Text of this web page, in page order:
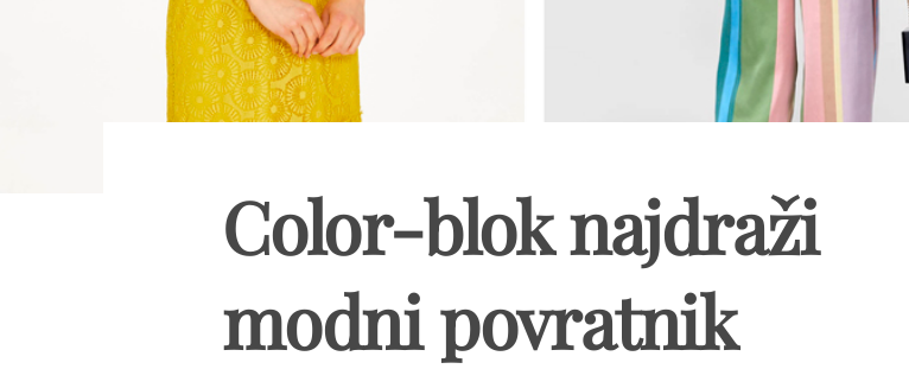
Color-blok najdraži
modni povratnik